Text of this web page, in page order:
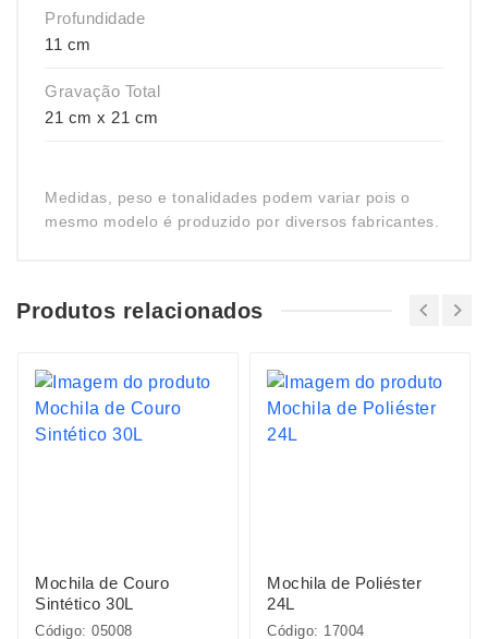
Profundidade
11 cm
Gravação Total
21 cm x 21 cm
Medidas, peso e tonalidades podem variar pois o
mesmo modelo é produzido por diversos fabricantes.
Produtos relacionados
Mochila de Couro
Sintético 30L
Código: 05008
Mochila de Poliéster
24L
Código: 17004